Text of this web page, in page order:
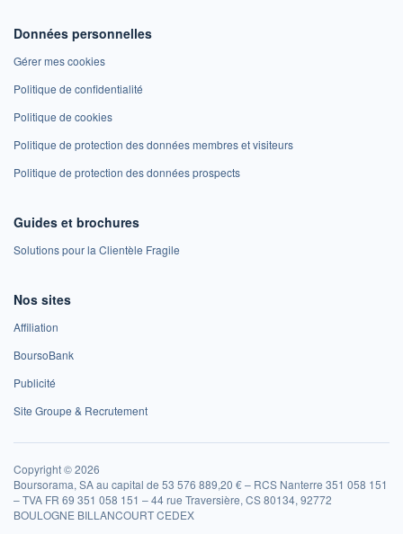
Données personnelles
Gérer mes cookies
Politique de confidentialité
Politique de cookies
Politique de protection des données membres et visiteurs
Politique de protection des données prospects
Guides et brochures
Solutions pour la Clientèle Fragile
Nos sites
Affiliation
BoursoBank
Publicité
Site Groupe & Recrutement
Copyright © 2026
Boursorama, SA au capital de 53 576 889,20 € – RCS Nanterre 351 058 151
– TVA FR 69 351 058 151 – 44 rue Traversière, CS 80134, 92772
BOULOGNE BILLANCOURT CEDEX